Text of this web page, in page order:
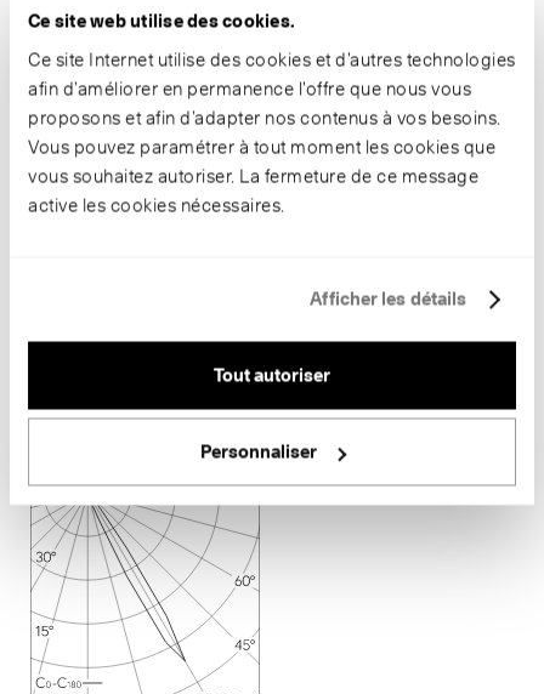
Ce site web utilise des cookies.
Ce site Internet utilise des cookies et d’autres technologies
afin d’améliorer en permanence l’offre que nous vous
proposons et afin d’adapter nos contenus à vos besoins.
Vous pouvez paramétrer à tout moment les cookies que
vous souhaitez autoriser. La fermeture de ce message
active les cookies nécessaires.
Afficher les détails
Tout autoriser
Personnaliser
CEN flux code
Mode de commutation
DALI
Technique d’éclairage
LED 3000 K 14.0 W 906 lm-h 8.6°
CIE Flux 99 100 100 100 100